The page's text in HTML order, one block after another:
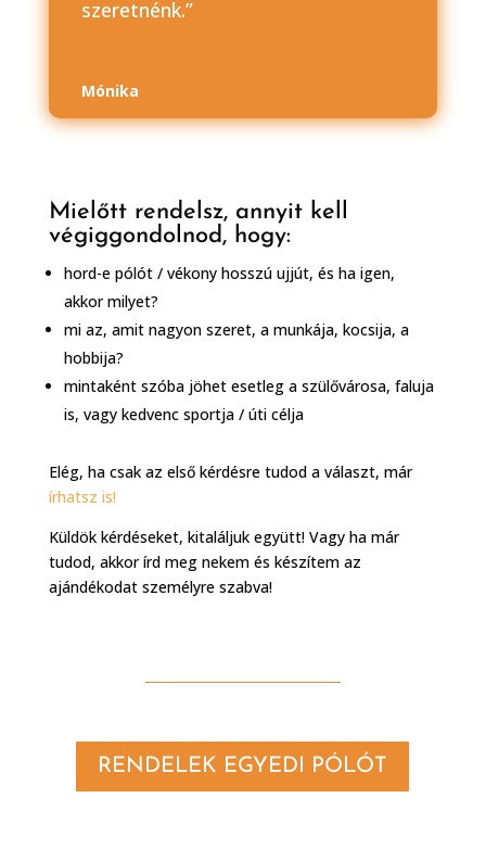
szeretnénk.”
Mónika
Mielőtt rendelsz, annyit kell
végiggondolnod, hogy:
hord-e pólót / vékony hosszú ujjút, és ha igen,
akkor milyet?
mi az, amit nagyon szeret, a munkája, kocsija, a
hobbija?
mintaként szóba jöhet esetleg a szülővárosa, faluja
is, vagy kedvenc sportja / úti célja
Elég, ha csak az első kérdésre tudod a választ, már
írhatsz is!
Küldök kérdéseket, kitaláljuk együtt! Vagy ha már
tudod, akkor írd meg nekem és készítem az
ajándékodat személyre szabva!
RENDELEK EGYEDI PÓLÓT